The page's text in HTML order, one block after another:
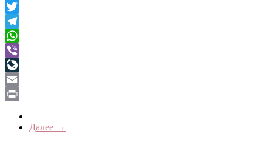
Facebook
Twitter
Telegram
WhatsApp
Viber
LiveJournal
Email
Далее →